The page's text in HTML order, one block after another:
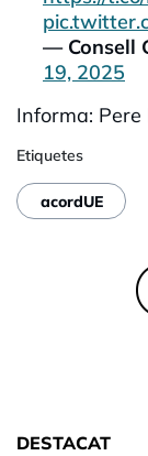
— Consell
19, 2025
Informa: Pere
Etiquetes
acordUE
DESTACAT